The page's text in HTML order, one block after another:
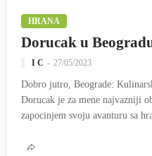
HRANA
Dorucak u
I C 27/05/2023
Dobro jutro, Beograde:
Dorucak je za mene najvazniji
zapocinjem svoju avanturu sa